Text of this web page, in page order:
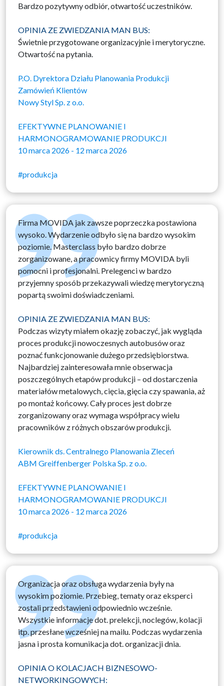
Bardzo pozytywny odbiór, otwartość uczestników.
OPINIA ZE ZWIEDZANIA MAN BUS:
Świetnie przygotowane organizacyjnie i merytoryczne.
Otwartość na pytania.
P.O. Dyrektora Działu Planowania Produkcji
Zamówień Klientów
Nowy Styl Sp. z o.o.
EFEKTYWNE PLANOWANIE I
HARMONOGRAMOWANIE PRODUKCJI
10 marca 2026 - 12 marca 2026
#produkcja
Firma MOVIDA jak zawsze poprzeczka postawiona
wysoko. Wydarzenie odbyło się na bardzo wysokim
poziomie. Masterclass było bardzo dobrze
zorganizowane, a pracownicy firmy MOVIDA byli
pomocni i profesjonalni. Prelegenci w bardzo
przyjemny sposób przekazywali wiedzę merytoryczną
popartą swoimi doświadczeniami.
OPINIA ZE ZWIEDZANIA MAN BUS:
Podczas wizyty miałem okazję zobaczyć, jak wygląda
proces produkcji nowoczesnych autobusów oraz
poznać funkcjonowanie dużego przedsiębiorstwa.
Najbardziej zainteresowała mnie obserwacja
poszczególnych etapów produkcji – od dostarczenia
materiałów metalowych, cięcia, gięcia czy spawania, aż
po montaż końcowy. Cały proces jest dobrze
zorganizowany oraz wymaga współpracy wielu
pracowników z różnych obszarów produkcji.
Kierownik ds. Centralnego Planowania Zleceń
ABM Greiffenberger Polska Sp. z o.o.
EFEKTYWNE PLANOWANIE I
HARMONOGRAMOWANIE PRODUKCJI
10 marca 2026 - 12 marca 2026
#produkcja
Organizacja oraz obsługa wydarzenia były na
wysokim poziomie. Przebieg, tematy oraz eksperci
zostali przedstawieni odpowiednio wcześnie.
Wszystkie informacje dot. prelekcji, noclegów, kolacji
itp. przesłane wcześniej na mailu. Podczas wydarzenia
jasna i prosta komunikacja dot. organizacji dnia.
OPINIA O KOLACJACH BIZNESOWO-
NETWORKINGOWYCH: